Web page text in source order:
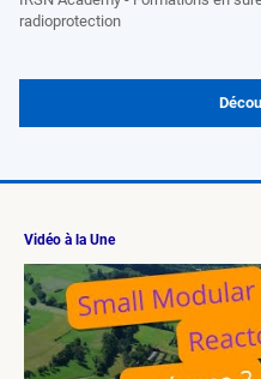
radioprotection
Vidéo à la Une